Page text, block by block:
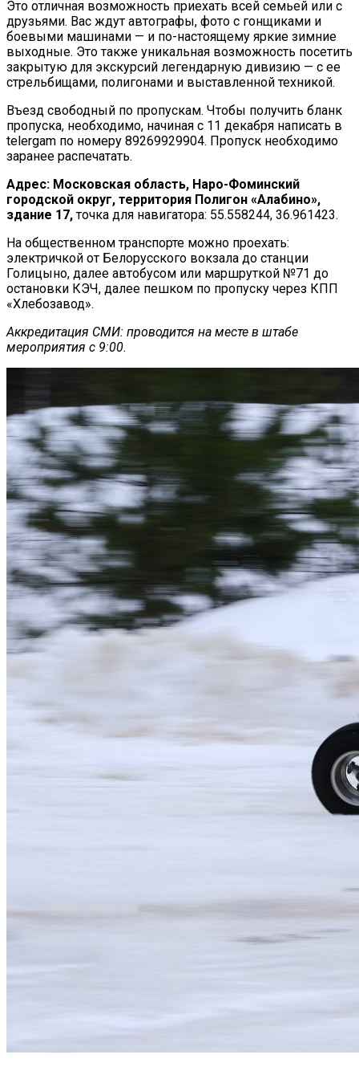
Это отличная возможность приехать всей семьей или с
друзьями. Вас ждут автографы, фото с гонщиками и
боевыми машинами — и по-настоящему яркие зимние
выходные. Это также уникальная возможность посетить
закрытую для экскурсий легендарную дивизию — с ее
стрельбищами, полигонами и выставленной техникой.
Въезд свободный по пропускам. Чтобы получить бланк
пропуска, необходимо, начиная с 11 декабря написать в
telergam по номеру 89269929904. Пропуск необходимо
заранее распечатать.
Адрес: Московская область, Наро-Фоминский
городской округ, территория Полигон «Алабино»,
здание 17,точка для навигатора: 55.558244, 36.961423.
На общественном транспорте можно проехать:
электричкой от Белорусского вокзала до станции
Голицыно, далее автобусом или маршруткой №71 до
остановки КЭЧ, далее пешком по пропуску через КПП
«Хлебозавод».
Аккредитация СМИ: проводится на месте в штабе
мероприятия с 9:00.